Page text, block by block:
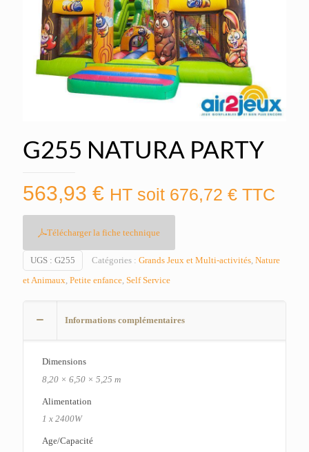
G255 NATURA PARTY
563,93 € HT soit 676,72 € TTC
Télécharger la fiche technique
UGS : G255 Catégories : Grands Jeux et Multi-activités Nature
et Animaux Petite enfance Self Service
Informations complémentaires
Dimensions
8,20 × 6,50 × 5,25 m
Alimentation
1 x 2400W
Age/Capacité